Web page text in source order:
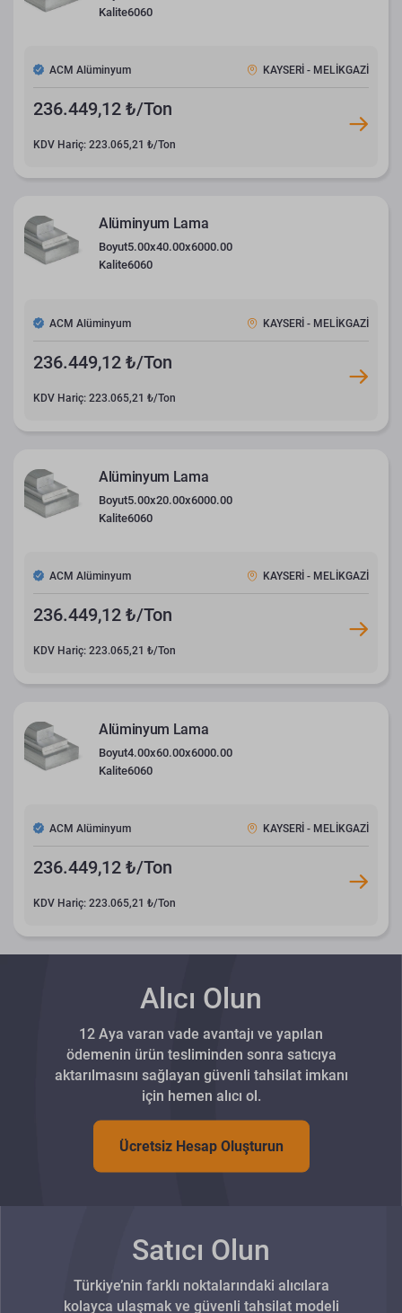
Kalite6060
ACM Alüminyum KAYSERİ - MELİKGAZİ
236.449,12 ₺/Ton
KDV Hariç: 223.065,21 ₺/Ton
Alüminyum Lama
Boyut5.00x40.00x6000.00
Kalite6060
ACM Alüminyum KAYSERİ - MELİKGAZİ
236.449,12 ₺/Ton
KDV Hariç: 223.065,21 ₺/Ton
Alüminyum Lama
Boyut5.00x20.00x6000.00
Kalite6060
ACM Alüminyum KAYSERİ - MELİKGAZİ
236.449,12 ₺/Ton
KDV Hariç: 223.065,21 ₺/Ton
Alüminyum Lama
Boyut4.00x60.00x6000.00
Kalite6060
ACM Alüminyum KAYSERİ - MELİKGAZİ
236.449,12 ₺/Ton
KDV Hariç: 223.065,21 ₺/Ton
Alıcı Olun
12 Aya varan vade avantajı ve yapılan
ödemenin ürün tesliminden sonra satıcıya
aktarılmasını sağlayan güvenli tahsilat imkanı
için hemen alıcı ol.
Ücretsiz Hesap Oluşturun
Satıcı Olun
Türkiye’nin farklı noktalarındaki alıcılara
kolayca ulaşmak ve güvenli tahsilat modeli